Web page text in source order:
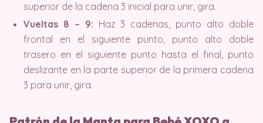
superior de la cadena 3 inicial para unir, gira.
Vueltas 8 – 9: Haz 3 cadenas, punto alto doble
frontal en el siguiente punto, punto alto doble
trasero en el siguiente punto hasta el final, punto
deslizante en la parte superior de la primera cadena
3 para unir, gira.